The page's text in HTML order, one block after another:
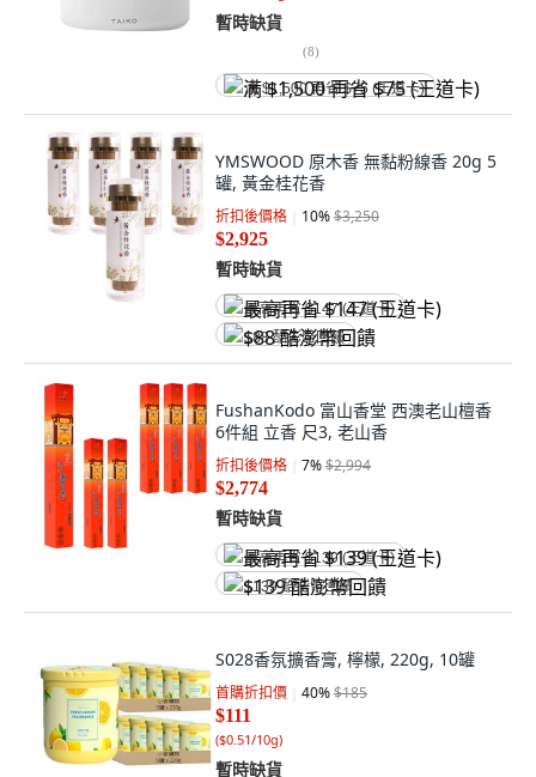
暫時缺貨
(8)
满 $1,500 再省 $75 (王道卡)
YMSWOOD 原木香 無黏粉線香 20g 5
罐, 黃金桂花香
折扣後價格 10%$3,250
$2,925
暫時缺貨
最高再省 $147 (王道卡)
$88 酷澎幣回饋
FushanKodo 富山香堂 西澳老山檀香
6件組 立香 尺3, 老山香
折扣後價格 7%$2,994
$2,774
暫時缺貨
最高再省 $139 (王道卡)
$139 酷澎幣回饋
S028香氛擴香膏, 檸檬, 220g, 10罐
首購折扣價 40%$185
$111
($0.51/10g)
暫時缺貨